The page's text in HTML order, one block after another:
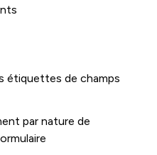
étiquettes de champs
par nature de